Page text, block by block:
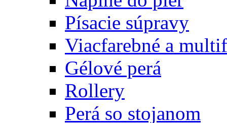
Písacie súpravy
Viacfarebné a
Gélové perá
Rollery
Perá so stojanom